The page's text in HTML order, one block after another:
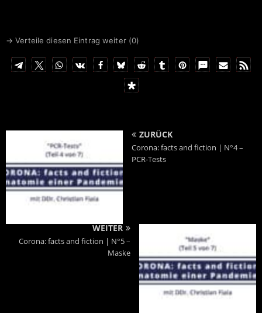
→ Verteile diesen Eintrag weiter (0)
ZURÜCK
Corona: facts and fiction | N°4 –
PCR-Tests
WEITER
Corona: facts and fiction | N°5 –
Maske